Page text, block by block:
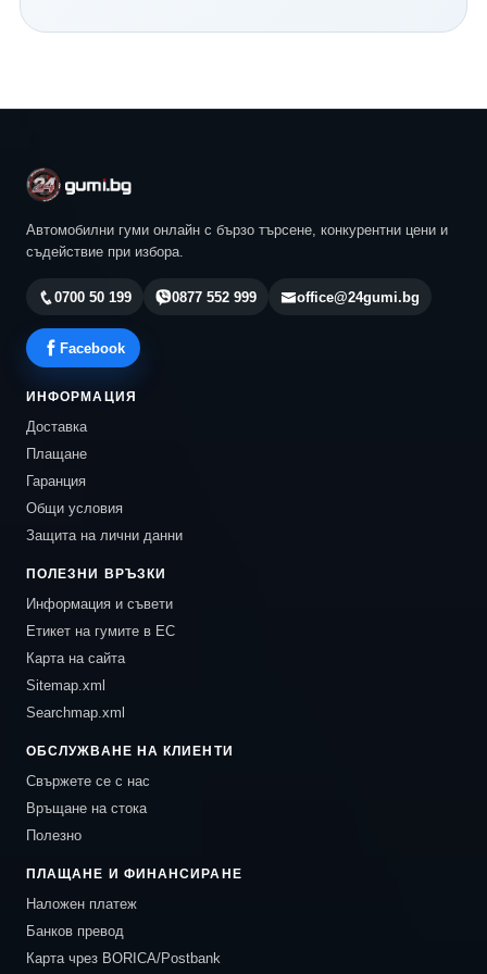
Автомобилни гуми онлайн с бързо търсене, конкурентни цени и
съдействие при избора.
0700 50 199 0877 552 999 office@24gumi.bg
Facebook
ИНФОРМАЦИЯ
Доставка
Плащане
Гаранция
Общи условия
Защита на лични данни
ПОЛЕЗНИ ВРЪЗКИ
Информация и съвети
Етикет на гумите в ЕС
Карта на сайта
Sitemap.xml
Searchmap.xml
ОБСЛУЖВАНЕ НА КЛИЕНТИ
Свържете се с нас
Връщане на стока
Полезно
ПЛАЩАНЕ И ФИНАНСИРАНЕ
Наложен платеж
Банков превод
Карта чрез BORICA/Postbank